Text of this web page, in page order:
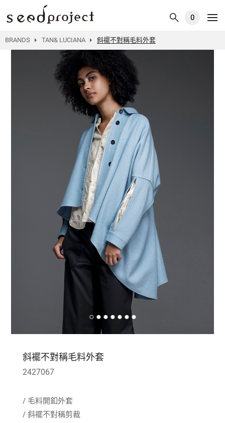
0
BRANDS TAN& LUCIANA 斜襬不對稱毛料外套
斜襬不對稱毛料外套
2427067
/ 毛料開釦外套
/ 斜襬不對稱剪裁